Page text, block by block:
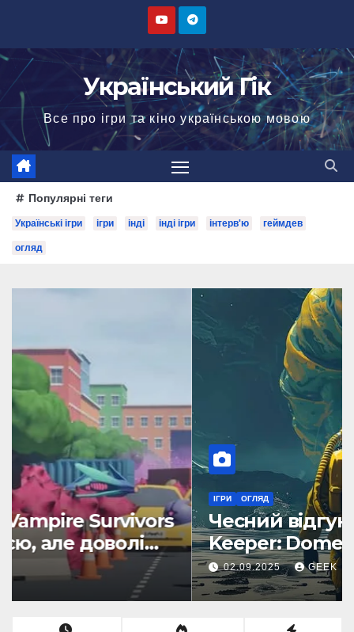
вмісту
Український Гік
Все про ігри та кіно українською мовою
Популярні теги
Українські ігри ігри інді інді ігри інтерв'ю геймдев
огляд
ІГРИ ОГЛЯД
Чесний відгук на гру Ocean
Keeper: Dome Survival
02.09.2025 GEEK